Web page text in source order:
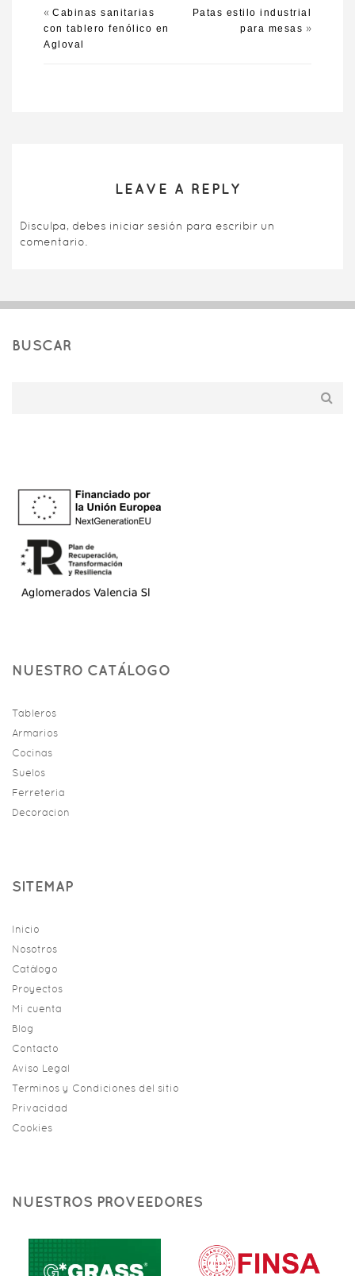
« Cabinas sanitarias
con tablero fenólico en
Agloval
Patas estilo industrial
para mesas »
LEAVE A REPLY
Disculpa, debes iniciar sesión para escribir un
comentario.
BUSCAR
NUESTRO CATÁLOGO
Tableros
Armarios
Cocinas
Suelos
Ferreteria
Decoracion
SITEMAP
Inicio
Nosotros
Catálogo
Proyectos
Mi cuenta
Blog
Contacto
Aviso Legal
Terminos y Condiciones del sitio
Privacidad
Cookies
NUESTROS PROVEEDORES